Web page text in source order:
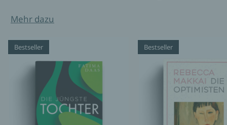
Mehr dazu
Bestseller Bestseller